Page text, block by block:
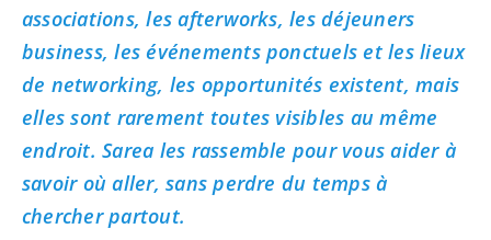
associations, les afterworks, les déjeuners
business, les événements ponctuels et les lieux
de networking, les opportunités existent, mais
elles sont rarement toutes visibles au même
endroit. Sarea les rassemble pour vous aider à
savoir où aller, sans perdre du temps à
chercher partout.